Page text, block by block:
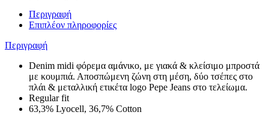
Περιγραφή
Επιπλέον πληροφορίες
Περιγραφή
Denim midi φόρεμα αμάνικο, με γιακά & κλείσιμο μπροστά
με κουμπιά. Αποσπώμενη ζώνη στη μέση, δύο τσέπες στο
πλάι & μεταλλική ετικέτα logo Pepe Jeans στο τελείωμα.
Regular fit
63,3% Lyocell, 36,7% Cotton